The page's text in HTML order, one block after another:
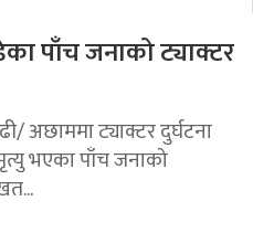
पाँच जनाको ट्याक्टर
अछाममा ट्याक्टर दुर्घटना
भएका पाँच जनाको